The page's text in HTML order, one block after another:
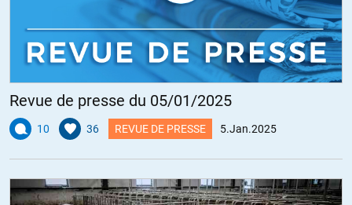
Revue de presse du 05/01/2025
10 36 REVUE DE PRESSE 5.Jan.2025